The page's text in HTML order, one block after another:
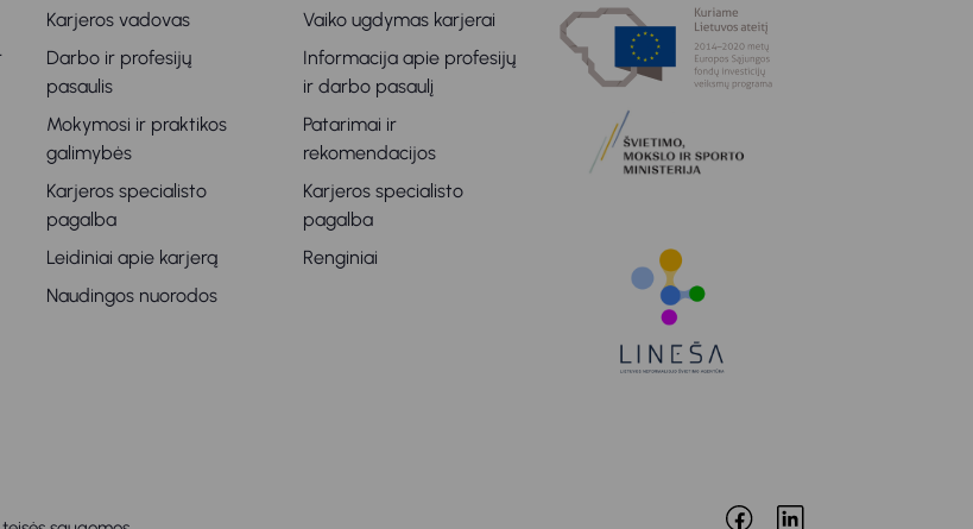
Karjeros vadovas
Darbo ir profesijų
pasaulis
Mokymosi ir praktikos
galimybės
Karjeros specialisto
pagalba
Leidiniai apie karjerą
Naudingos nuorodos
Vaiko ugdymas karjerai
Informacija apie profesijų
ir darbo pasaulį
Patarimai ir
rekomendacijos
Karjeros specialisto
pagalba
Renginiai